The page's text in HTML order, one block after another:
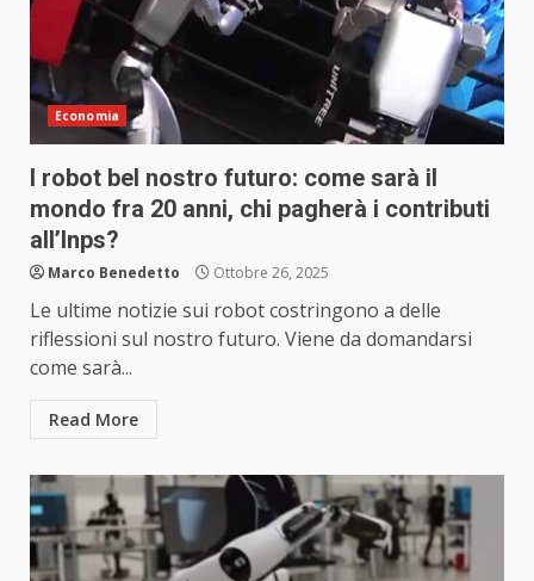
Economia
I robot bel nostro futuro: come sarà il
mondo fra 20 anni, chi pagherà i contributi
all’Inps?
Marco Benedetto Ottobre 26, 2025
Le ultime notizie sui robot costringono a delle
riflessioni sul nostro futuro. Viene da domandarsi
come sarà...
Read More